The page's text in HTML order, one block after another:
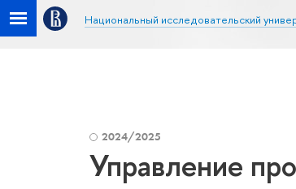
Национальный исследовательский
2024/2025
Управление